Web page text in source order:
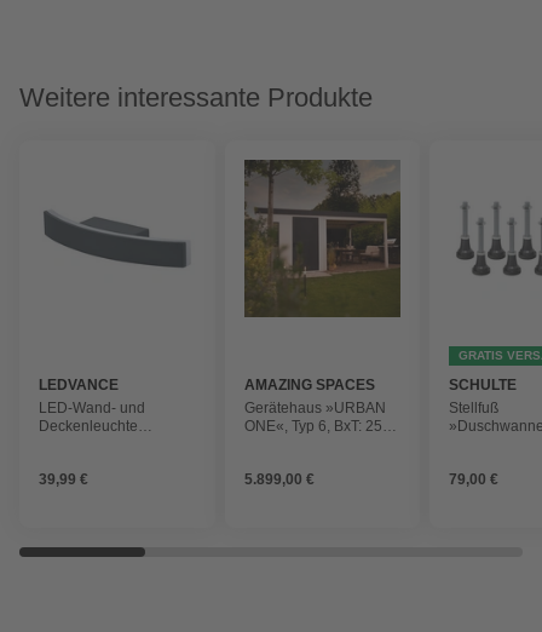
Weitere interessante Produkte
LEDVANCE
LED-Wand- und
Deckenleuchte
7,00 W
39,99 €
AMAZING SPACES
Gerätehaus »URBAN
ONE«, Typ 6, BxT: 250
5.899,00 €
GRATIS
SCHULTE
Stellfuß
79,00 €